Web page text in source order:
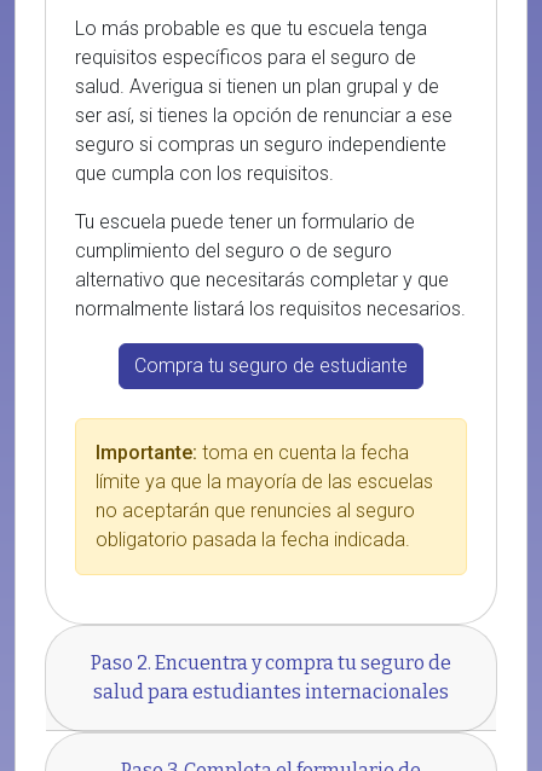
Lo más probable es que tu escuela tenga
requisitos específicos para el seguro de
salud. Averigua si tienen un plan grupal y de
ser así, si tienes la opción de renunciar a ese
seguro si compras un seguro independiente
que cumpla con los requisitos.
Tu escuela puede tener un formulario de
cumplimiento del seguro o de seguro
alternativo que necesitarás completar y que
normalmente listará los requisitos necesarios.
Compra tu seguro de estudiante
Importante: toma en cuenta la fecha
límite ya que la mayoría de las escuelas
no aceptarán que renuncies al seguro
obligatorio pasada la fecha indicada.
Paso 2. Encuentra y compra tu seguro de
salud para estudiantes internacionales